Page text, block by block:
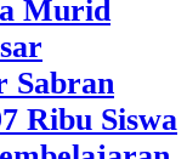
Murid
Sabran
Ribu Siswa